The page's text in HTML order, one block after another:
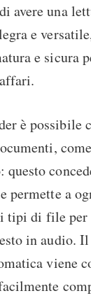
avere una
e
e sicura
è possibile
questo
permette a
tipi di file per
in audio.
viene